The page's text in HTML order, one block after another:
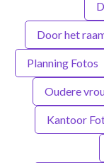
Door het
Planning Fotos
Oudere
Kantoor